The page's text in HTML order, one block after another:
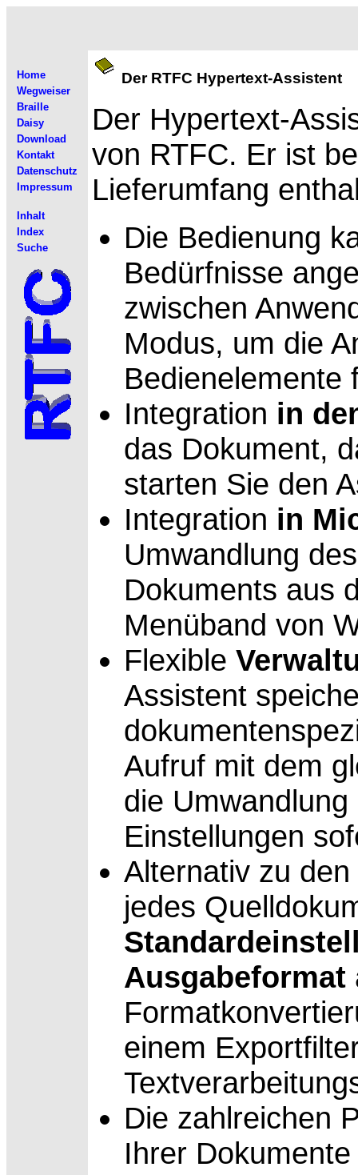
Home
Wegweiser
Braille
Daisy
Download
Kontakt
Datenschutz
Impressum
Inhalt
Index
Suche
Der RTFC Hypertext-Assistent
Der Hypertext-
von RTFC. Er ist
Lieferumfang
Die Bedienung
Bedürfnisse
zwischen
Modus, um die
Bedienelemente
Integration in
das Dokument,
starten Sie den
Integration in
Umwandlung
Dokuments aus
Menüband von
Flexible
Assistent
Aufruf mit dem
die
Einstellungen
Alternativ zu
jedes
Ausgabeformat
einem
Die zahlreichen
Ihrer